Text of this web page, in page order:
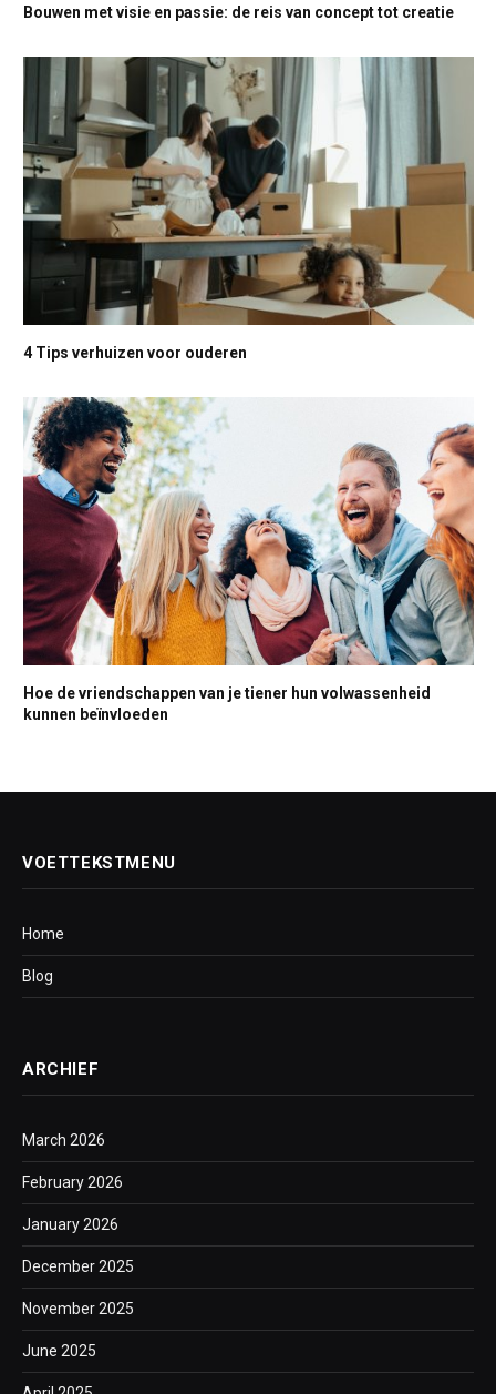
Bouwen met visie en passie: de reis van concept tot creatie
4 Tips verhuizen voor ouderen
Hoe de vriendschappen van je tiener hun volwassenheid
kunnen beïnvloeden
VOETTEKSTMENU
Home
Blog
ARCHIEF
March 2026
February 2026
January 2026
December 2025
November 2025
June 2025